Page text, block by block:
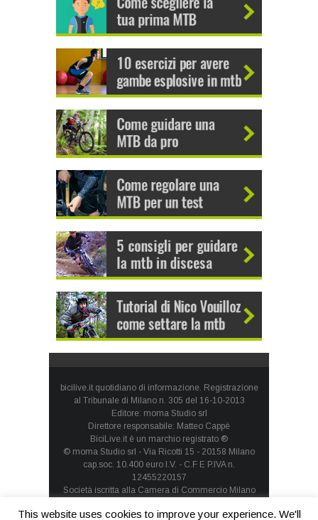
bicilive.it quotidiano di informazione. Registrazione
al Tribunale di Milano n. 305 del 16-10-2013
Editore: moma Studio srl
Direttore responsabile: Matteo Cappè
BiciLive.it è un marchio registrato ®
© moma Studio srl - Via Ricotti 15 - 20158 Milano
cap.soc. 10.400 euro I.V. - C.F E P.IVA n.
12455220157
Società iscritta alla Camera di Commercio Milano
socio unico
This website uses cookies to improve your experience. We'll